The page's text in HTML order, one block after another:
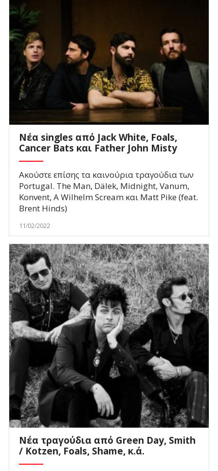
Νέα singles από Jack White, Foals,
Cancer Bats και Father John Misty
Ακούστε επίσης τα καινούρια τραγούδια των
Portugal. The Man, Dälek, Midnight, Vanum,
Konvent, A Wilhelm Scream και Matt Pike (feat.
Brent Hinds)
11/02/2022
Νέα τραγούδια από Green Day, Smith
/ Kotzen, Foals, Shame, κ.ά.